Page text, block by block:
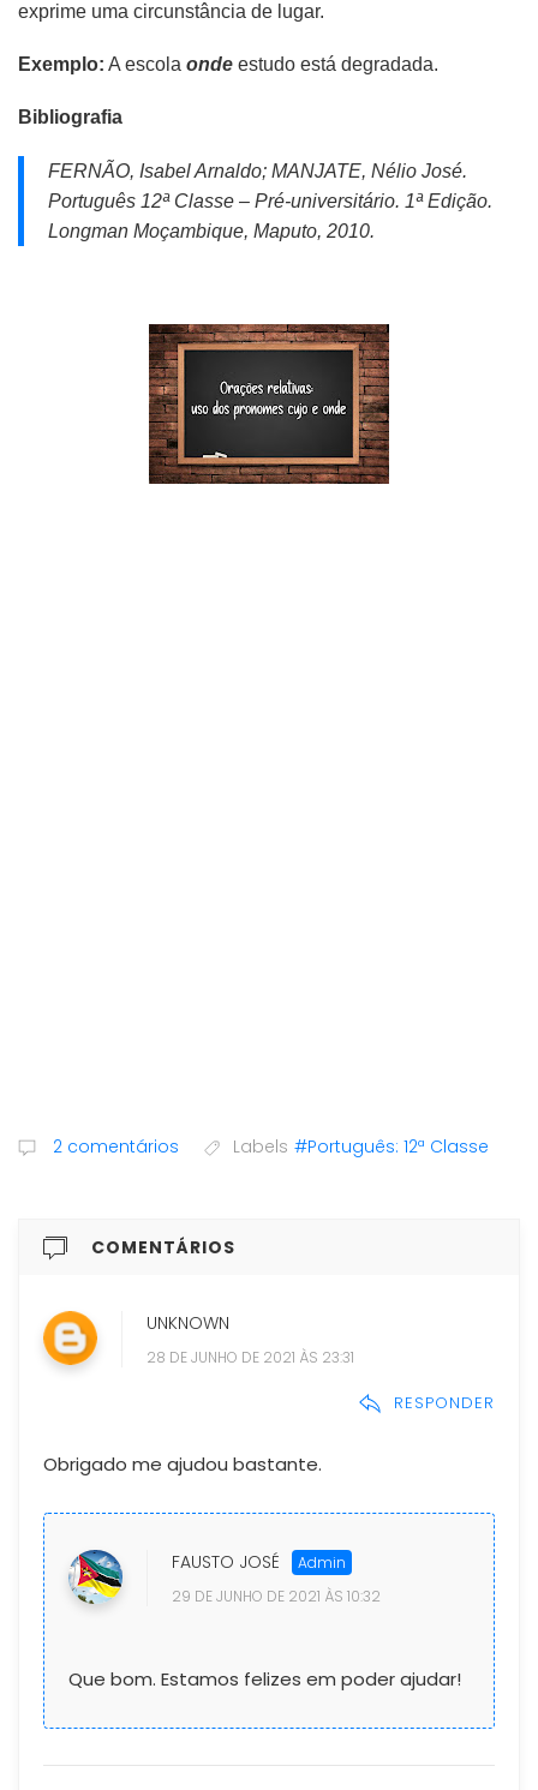
exprime uma circunstância de lugar.
Exemplo: A escola onde estudo está degradada.
Bibliografia
FERNÃO, Isabel Arnaldo; MANJATE, Nélio José.
Português 12ª Classe – Pré-universitário. 1ª Edição.
Longman Moçambique, Maputo, 2010.
2 comentários Labels #Português: 12ª Classe
COMENTÁRIOS
UNKNOWN
28 DE JUNHO DE 2021 ÀS 23:31
RESPONDER
Obrigado me ajudou bastante.
FAUSTO JOSÉ
29 DE JUNHO DE 2021 ÀS 10:32
Que bom. Estamos felizes em poder ajudar!